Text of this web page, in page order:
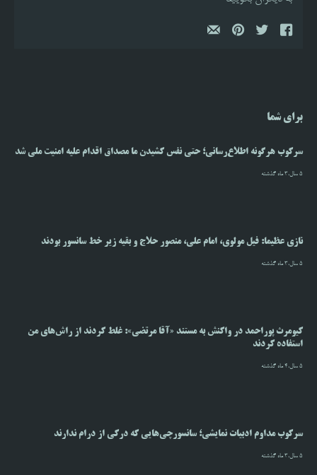
برای شما
سرکوب هرگونه اطلاع‌رسانی؛ حتی نفس کشیدن ما مصداق اقدام علیه امنیت ملی شد
5 سال،3 ماه گذشته
نازی عظیما: فیل مولوی، امام علی، منصور حلاج و بقیه زیر خط سانسور بودند
5 سال،3 ماه گذشته
کیومرث پوراحمد در واکنش به مستند «آقا مرتضی»: غلط کردند از راش‌های من
استفاده کردند
5 سال،4 ماه گذشته
سرکوب مداوم ادبیات نمایشی؛ سانسورچی‌هایی که درکی از درام ندارند
5 سال،3 ماه گذشته